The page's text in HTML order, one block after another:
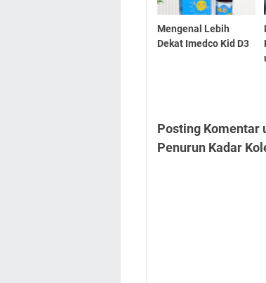
Mengenal Lebih
Dekat Imedco Kid D3
Posting Komentar
Penurun Kadar